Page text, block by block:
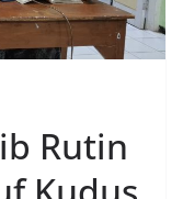
Rutin